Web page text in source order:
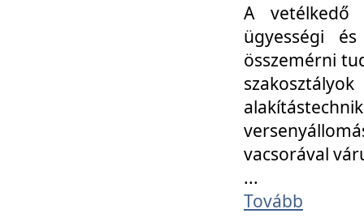
A vetélkedő
ügyességi
összemérni
vacsorával
...
Tovább